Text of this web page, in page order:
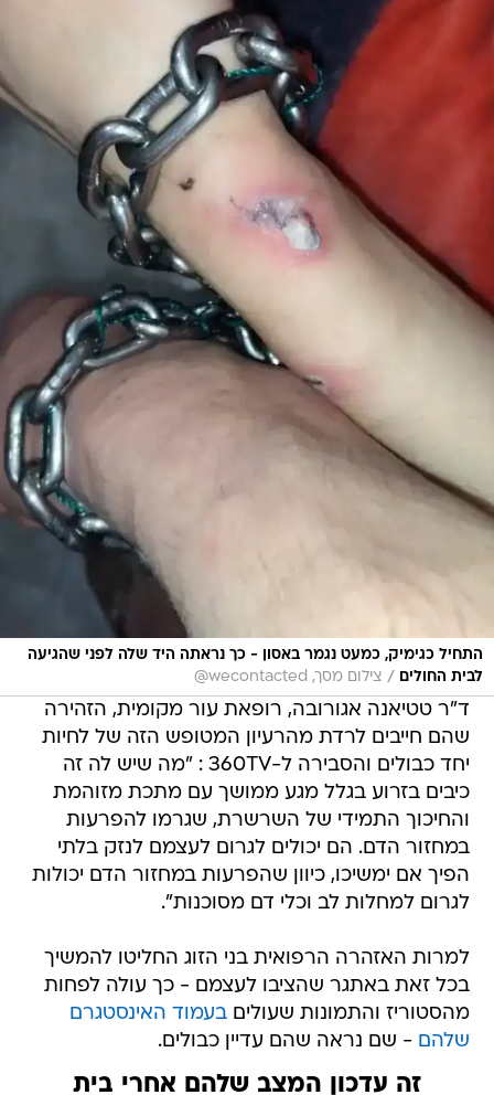
התחיל כגימיק, כמעט נגמר באסון - כך נראתה היד שלה לפני שהגיעה
לבית החולים
/ צילום מסך, wecontacted@
ד"ר טטיאנה אגורובה, רופאת עור מקומית, הזהירה
שהם חייבים לרדת מהרעיון המטופש הזה של לחיות
יחד כבולים והסבירה ל-360TV : "מה שיש לה זה
כיבים בזרוע בגלל מגע ממושך עם מתכת מזוהמת
והחיכוך התמידי של השרשרת, שגרמו להפרעות
במחזור הדם. הם יכולים לגרום לעצמם לנזק בלתי
הפיך אם ימשיכו, כיוון שהפרעות במחזור הדם יכולות
לגרום למחלות לב וכלי דם מסוכנות".
למרות האזהרה הרפואית בני הזוג החליטו להמשיך
בכל זאת באתגר שהציבו לעצמם - כך עולה לפחות
מהסטוריז והתמונות שעוליםבעמוד האינסטגרם
שלהם - שם נראה שהם עדיין כבולים.
זה עדכון המצב שלהם אחרי בית